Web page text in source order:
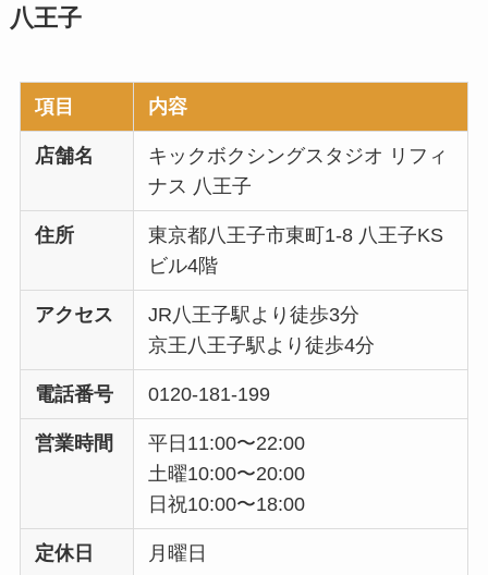
八王子
項目 内容
店舗名
キックボクシングスタジオ リフィ
ナス 八王子
住所
東京都八王子市東町1-8 八王子KS
ビル4階
アクセス
JR八王子駅より徒歩3分
京王八王子駅より徒歩4分
電話番号 0120-181-199
営業時間
平日11:00〜22:00
土曜10:00〜20:00
日祝10:00〜18:00
定休日 月曜日